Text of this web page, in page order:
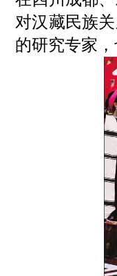
对汉藏民族
的研究专家